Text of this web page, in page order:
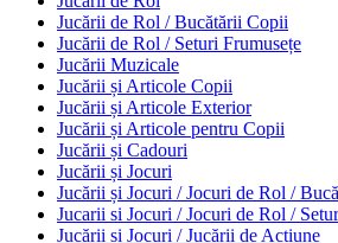
Jucării de Rol / Bucătării Copii
Jucării de Rol / Seturi Frumusețe
Jucării Muzicale
Jucării și Articole Copii
Jucării și Articole Exterior
Jucării și Articole pentru Copii
Jucării și Cadouri
Jucării și Jocuri
Jucării și Jocuri / Jocuri de Rol /
Jucarii si Jocuri / Jocuri de Rol /
Jucării și Jocuri / Jucării de Acțiune